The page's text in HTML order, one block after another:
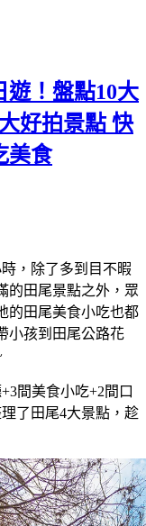
遊！盤點10大
好拍景點 快
美食
，除了多到目不暇
的田尾景點之外，眾
的田尾美食小吃也都
小孩到田尾公路花
間美食小吃+2間口
了田尾4大景點，趁